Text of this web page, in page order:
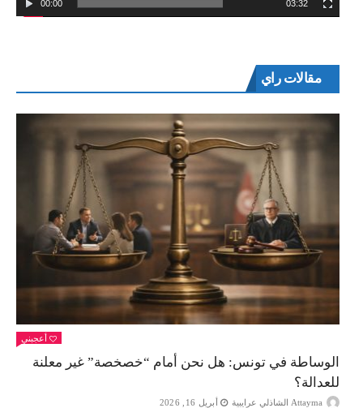
00:00 03:32
مقالات راي
أعجبني
الوساطة في تونس: هل نحن أمام “خصخصة” غير معلنة
للعدالة؟
Attayma الشاذلي عرايبية أبريل 16, 2026